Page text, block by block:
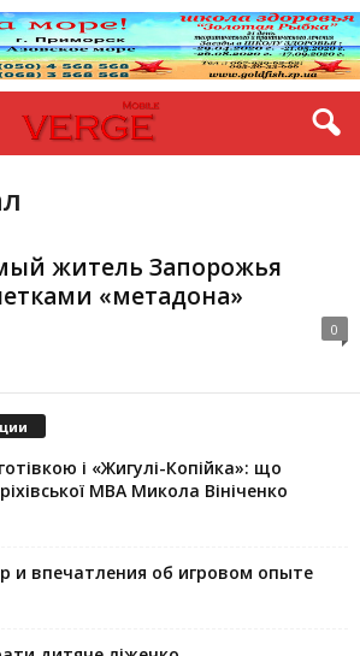
житель Запорожья
«метадона»
0
і «Жигулі-Копійка»: що
МВА Микола Вініченко
и впечатления об игровом опыте